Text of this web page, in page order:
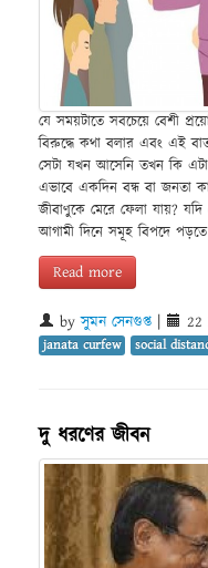
যে সময়টাতে সবচেয়ে বেশী
বিরুদ্ধে কথা বলার এবং এই
সেটা যখন আসেনি তখন কি
এভাবে একদিন বন্ধ বা জনতা
জীবাণুকে মেরে ফেলা যায়?
আগামী দিনে সমূহ বিপদে
Read more
byসুমন সেনগুপ্ত | 22
janata curfew
social
দু ধরণের জীবন